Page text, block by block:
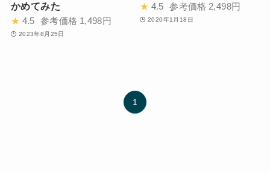
かめてみた
★ 4.5 参考価格 1,498円
2023年8月25日
★ 4.5 参考価格 2,498円
2020年1月18日
1